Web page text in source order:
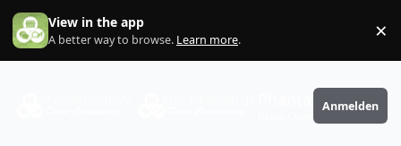
Zum Inhalt springen
View in the app
A better way to browse. Learn more. ×
PhantaFriends.de
Anmelden